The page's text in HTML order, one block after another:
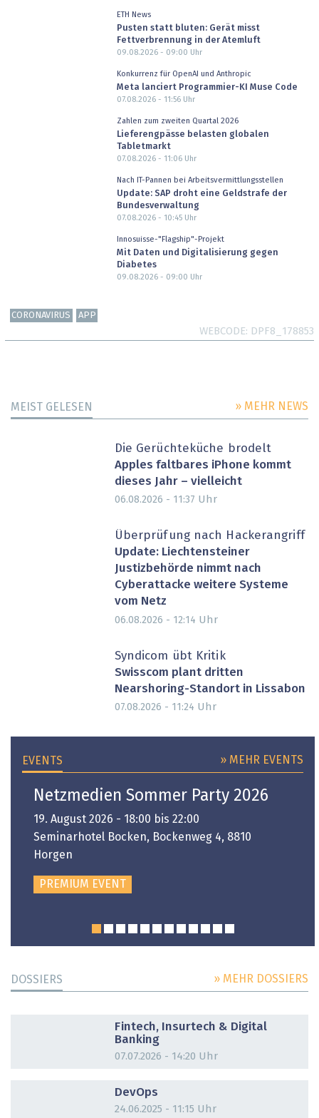
ETH News
Pusten statt bluten: Gerät misst
Fettverbrennung in der Atemluft
09.08.2026 - 09:00 Uhr
Konkurrenz für OpenAI und Anthropic
Meta lanciert Programmier-KI Muse Code
07.08.2026 - 11:56Uhr
Zahlen zum zweiten Quartal 2026
Lieferengpässe belasten globalen
Tabletmarkt
07.08.2026 - 11:06Uhr
Nach IT-Pannen bei Arbeitsvermittlungsstellen
Update: SAP droht eine Geldstrafe der
Bundesverwaltung
07.08.2026 - 10:45Uhr
Innosuisse-"Flagship"-Projekt
Mit Daten und Digitalisierung gegen
Diabetes
09.08.2026 - 09:00 Uhr
CORONAVIRUS APP
WEBCODE DPF8_178853
MEIST GELESEN » MEHR NEWS
Die Gerüchteküche brodelt
Apples faltbares iPhone kommt
dieses Jahr – vielleicht
06.08.2026 - 11:37 Uhr
Überprüfung nach Hackerangriff
Update: Liechtensteiner
Justizbehörde nimmt nach
Cyberattacke weitere Systeme
vom Netz
06.08.2026 - 12:14 Uhr
Syndicom übt Kritik
Swisscom plant dritten
Nearshoring-Standort in Lissabon
07.08.2026 - 11:24 Uhr
EVENTS » MEHR EVENTS
Netzmedien Sommer Party 2026
19. August 2026 - 18:00 bis 22:00
Seminarhotel Bocken, Bockenweg 4, 8810
Horgen
PREMIUM EVENT
DOSSIERS » MEHR DOSSIERS
Fintech, Insurtech & Digital
Banking
07.07.2026 - 14:20 Uhr
DevOps
24.06.2025 - 11:15 Uhr